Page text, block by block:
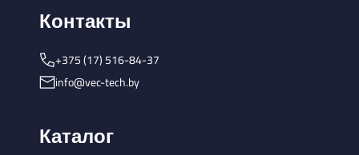
Контакты
+375 (17) 516-84-37
info@vec-tech.by
Каталог